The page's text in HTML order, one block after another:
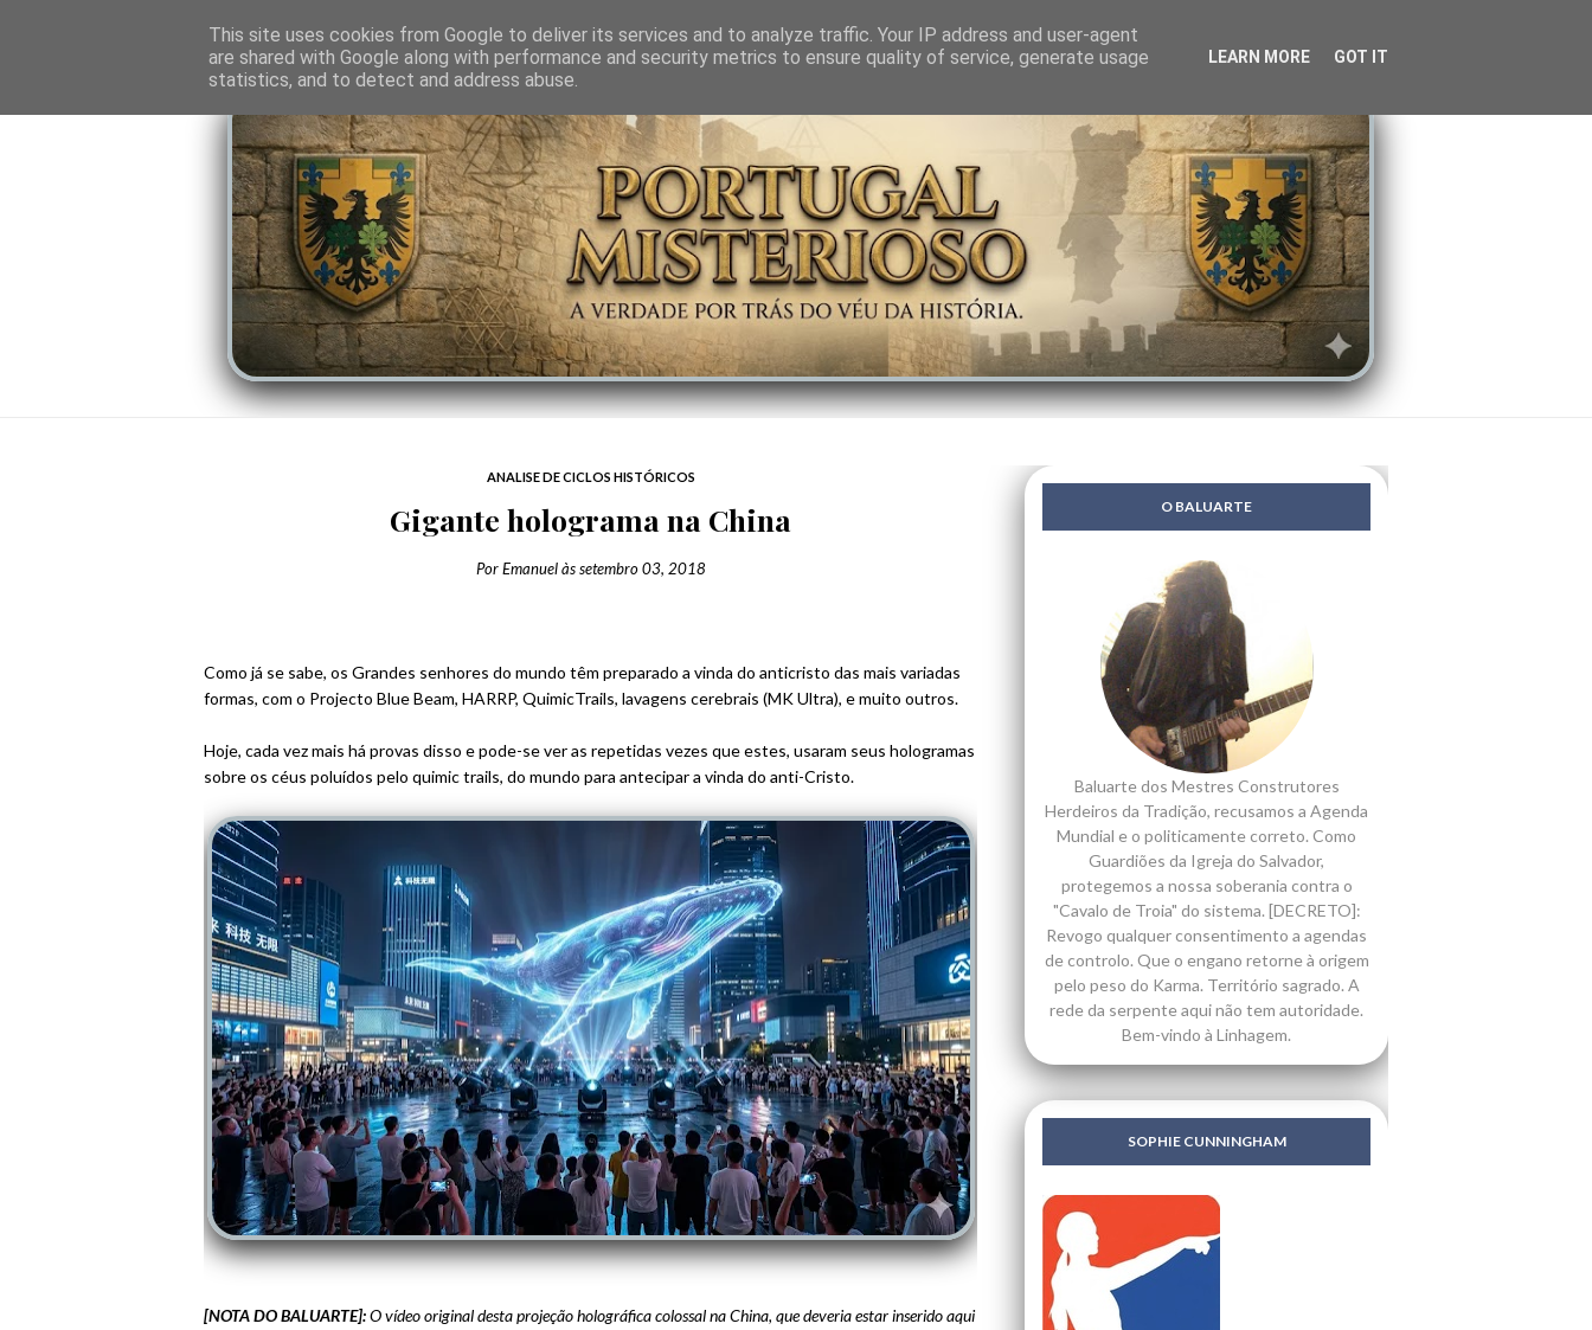
O PORTAL SOMBRAS DO PODER LINHAGEM SABEDORIA CIÊNCIA DO INVISÍVEL CONTRA-PODER ANJOS LENDAS
ANALISE DE CICLOS HISTÓRICOS
Gigante holograma na China
Por Emanuel àssetembro 03, 2018
Como já se sabe, os Grandes senhores do mundo têm preparado a vinda do anticristo das mais variadas
formas, com o Projecto Blue Beam, HARRP, QuimicTrails, lavagens cerebrais (MK Ultra), e muito outros.
Hoje, cada vez mais há provas disso e pode-se ver as repetidas vezes que estes, usaram seus hologramas
sobre os céus poluídos pelo quimic trails, do mundo para antecipar a vinda do anti-Cristo.
[NOTA DO BALUARTE]:O vídeo original desta projeção holográfica colossal na China, que deveria estar inserido aqui
O BALUARTE
Baluarte dos Mestres Construtores
Herdeiros da Tradição, recusamos a Agenda
Mundial e o politicamente correto. Como
Guardiões da Igreja do Salvador,
protegemos a nossa soberania contra o
"Cavalo de Troia" do sistema. [DECRETO]:
Revogo qualquer consentimento a agendas
de controlo. Que o engano retorne à origem
pelo peso do Karma. Território sagrado. A
rede da serpente aqui não tem autoridade.
Bem-vindo à Linhagem.
SOPHIE CUNNINGHAM
This site uses cookies from Google to deliver its services and to analyze traffic. Your IP address and user-agent
are shared with Google along with performance and security metrics to ensure quality of service, generate usage
statistics, and to detect and address abuse.
LEARN MORE GOT IT